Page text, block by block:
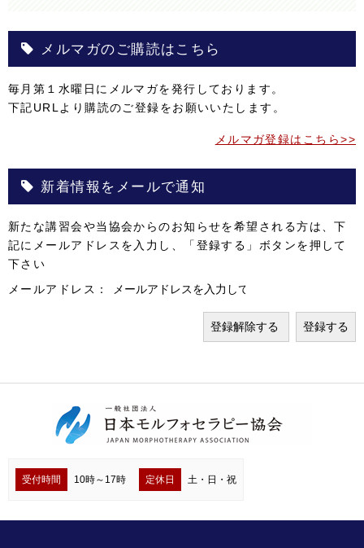
メルマガのご購読はこちら
毎月第１水曜日にメルマガを発行しております。
下記URLより購読のご登録をお願いいたします。
メルマガ登録はこちら>>
新着情報をメールで通知
新たな講習会や当協会からのお知らせを希望される方は、下
記にメールアドレスを入力し、「登録する」ボタンを押して
下さい
メールアドレス：
受付時間 10時～17時 定休日 土・日・祝